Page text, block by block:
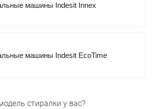
машины Indesit Innex
машины Indesit EcoTime
стиралки у вас?